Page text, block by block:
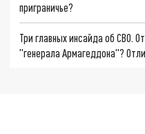
приграничье?
Три главных инсайда об СВО.
"генерала Армагеддона"?